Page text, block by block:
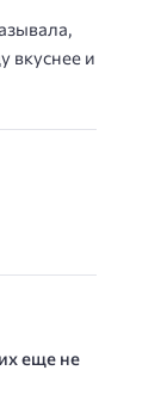
вкуснее и
еще не